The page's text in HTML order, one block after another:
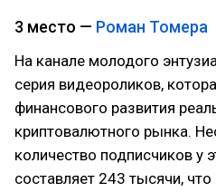
3 место — Роман Томера
На канале молодого
серия видеороликов,
финансового развития
криптовалютного рынка.
количество подписчиков у
составляет 243 тысячи,